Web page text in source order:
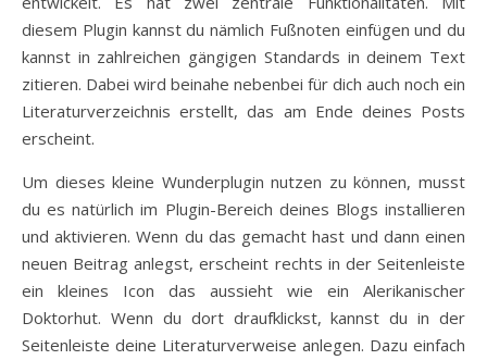
diesem Plugin kannst du nämlich Fußnoten einfügen und du
kannst in zahlreichen gängigen Standards in deinem Text
zitieren. Dabei wird beinahe nebenbei für dich auch noch ein
Literaturverzeichnis erstellt, das am Ende deines Posts
erscheint.
Um dieses kleine Wunderplugin nutzen zu können, musst
du es natürlich im Plugin-Bereich deines Blogs installieren
und aktivieren. Wenn du das gemacht hast und dann einen
neuen Beitrag anlegst, erscheint rechts in der Seitenleiste
ein kleines Icon das aussieht wie ein Alerikanischer
Doktorhut. Wenn du dort draufklickst, kannst du in der
Seitenleiste deine Literaturverweise anlegen. Dazu einfach